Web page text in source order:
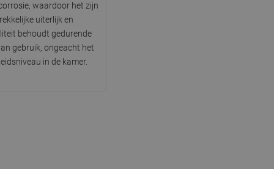
waardoor het zijn
uiterlijk en
behoudt gedurende
gebruik, ongeacht het
in de kamer.